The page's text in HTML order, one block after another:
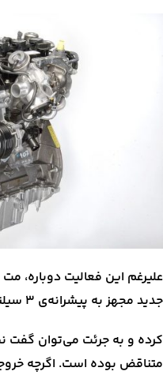
علیرغم این فعالیت دوباره،
جدید مجهز به پیشرانه‌ی ۳ سیلندر ۱ لیتری رانندگی
کرده و به جرئت می‌توان گفت
متناقض بوده است. اگرچه